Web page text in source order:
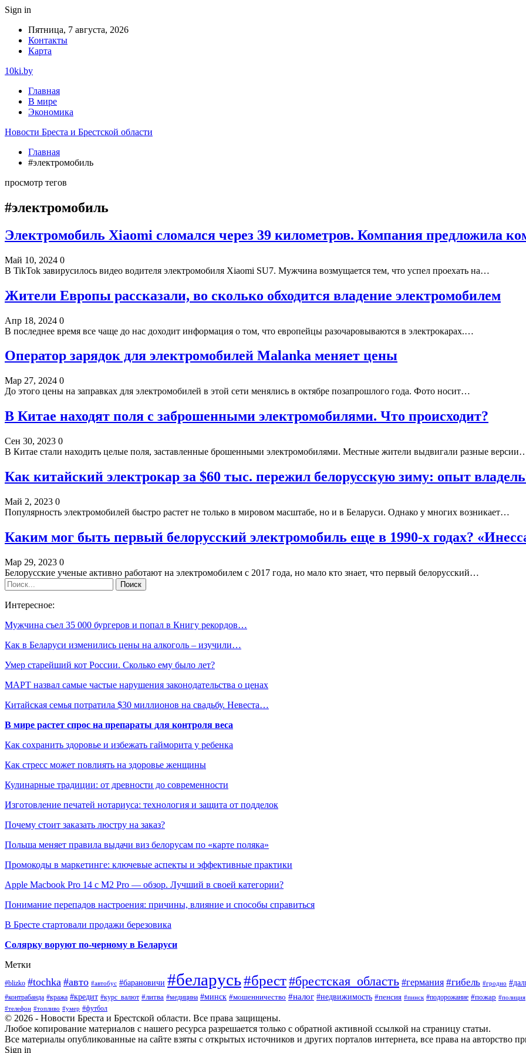
Sign in
Пятница, 7 августа, 2026
Контакты
Карта
10ki.by
Главная
В мире
Экономика
Новости Бреста и Брестской области
Главная
#электромобиль
просмотр тегов
#электромобиль
Электромобиль Xiaomi сломался через 39 километров. Компания предложила
Май 10, 2024 0
В TikTok завирусилось видео водителя электромобиля Xiaomi SU7. Мужчина возмущается тем, что успел проехать на…
Жители Европы рассказали, во сколько обходится владение электромобилем
Апр 18, 2024 0
В последнее время все чаще до нас доходит информация о том, что европейцы разочаровываются в электрокарах.…
Оператор зарядок для электромобилей Malanka меняет цены
Мар 27, 2024 0
До этого цены на заправках для электромобилей в этой сети менялись в октябре позапрошлого года. Фото носит…
В Китае находят поля с заброшенными электромобилями. Что происходит?
Сен 30, 2023 0
В Китае стали находить целые поля, заставленные брошенными электромобилями. Местные жители выдвигали разные
Как китайский электрокар за $60 тыс. пережил белорусскую зиму: опыт
Май 2, 2023 0
Популярность электромобилей быстро растет не только в мировом масштабе, но и в Беларуси. Однако у многих возникает…
Каким мог быть первый белорусский электромобиль еще в 1990-х годах?
Мар 29, 2023 0
Белорусские ученые активно работают на электромобилем с 2017 года, но мало кто знает, что первый белорусский…
Интересное:
Мужчина съел 35 000 бургеров и попал в Книгу рекордов…
Как в Беларуси изменились цены на алкоголь – изучили…
Умер старейший кот России. Сколько ему было лет?
МАРТ назвал самые частые нарушения законодательства о ценах
Китайская семья потратила $30 миллионов на свадьбу. Невеста…
В мире растет спрос на препараты для контроля веса
Как сохранить здоровье и избежать гайморита у ребенка
Как стресс может повлиять на здоровье женщины
Кулинарные традиции: от древности до современности
Изготовление печатей нотариуса: технология и защита от подделок
Почему стоит заказать люстру на заказ?
Польша меняет правила выдачи виз белорусам по «карте поляка»
Промокоды в маркетинге: ключевые аспекты и эффективные практики
Apple Macbook Pro 14 с M2 Pro — обзор. Лучший в своей категории?
Понимание перепадов настроения: причины, влияние и способы справиться
В Бресте стартовали продажи березовика
Солярку воруют по-черному в Беларуси
Метки
#blizko #tochka #авто #автобус #барановичи #беларусь#брест#брестская_область #германия #гибель #гродно
#контрабанда #кража #кредит #курс_валют #литва #медицина #минск #мошенничество #налог #недвижимость #пенсия #пинск #подорожание #пожар #полиция
#телефон #топливо #умер #футбол
© 2026 - Новости Бреста и Брестской области. Все права защищены.
Любое копирование материалов с нашего ресурса разрешается только с обратной активной ссылкой на страницу статьи.
Все материалы опубликованные на сайте взяты с открытых источников и других порталов интернета, все права на авторство
Sign in